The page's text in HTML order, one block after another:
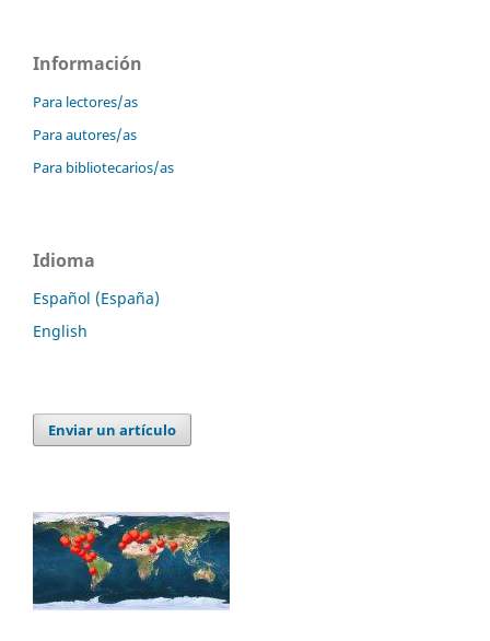
Información
Para lectores/as
Para autores/as
Para bibliotecarios/as
Idioma
Español (España)
English
Enviar un artículo